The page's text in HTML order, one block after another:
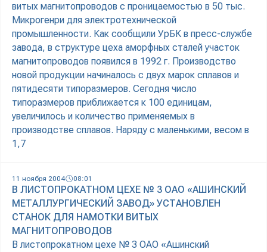
витых магнитопроводов с проницаемостью в 50 тыс.
Микрогенри для электротехнической
промышленности. Как сообщили УрБК в пресс-службе
завода, в структуре цеха аморфных сталей участок
магнитопроводов появился в 1992 г. Производство
новой продукции начиналось с двух марок сплавов и
пятидесяти типоразмеров. Сегодня число
типоразмеров приближается к 100 единицам,
увеличилось и количество применяемых в
производстве сплавов. Наряду с маленькими, весом в
1,7
11 ноября 2004 08:01
В ЛИСТОПРОКАТНОМ ЦЕХЕ № 3 ОАО «АШИНСКИЙ
МЕТАЛЛУРГИЧЕСКИЙ ЗАВОД» УСТАНОВЛЕН
СТАНОК ДЛЯ НАМОТКИ ВИТЫХ
МАГНИТОПРОВОДОВ
В листопрокатном цехе № 3 ОАО «Ашинский